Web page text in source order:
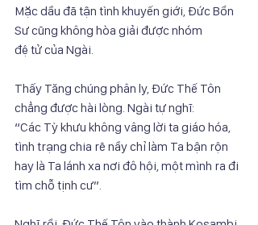
Mặc dầu đã tận tình khuyến giới, Đức Bổn
Sư cũng không hòa giải được nhóm
đệ tử của Ngài.
Thấy Tăng chúng phân ly, Đức Thế Tôn
chẳng được hài lòng. Ngài tự nghĩ:
“Các Tỳ khưu không vâng lời ta giáo hóa,
tình trạng chia rẽ nầy chỉ làm Ta bận rộn
hay là Ta lánh xa nơi đô hội, một mình ra đi
tìm chỗ tịnh cư”.